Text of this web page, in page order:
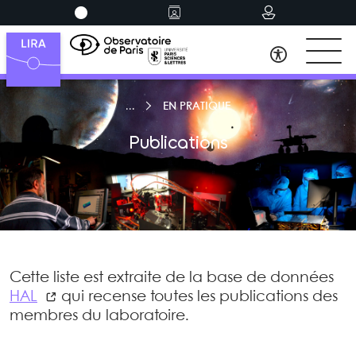
EN PRATIQUE
Publications
Cette liste est extraite de la base de données
HAL
qui recense toutes les publications des
membres du laboratoire.